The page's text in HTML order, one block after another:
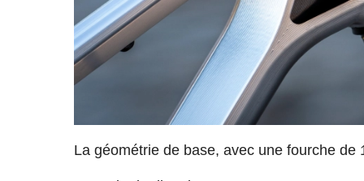
La géométrie de base, avec une fourche